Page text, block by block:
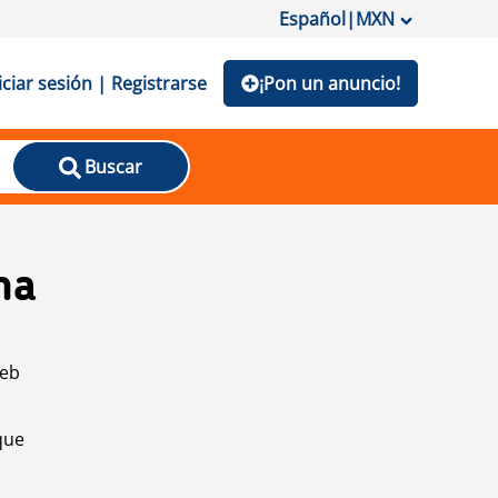
Español|MXN
sesión | Registrarse ¡Pon un anuncio!
Buscar